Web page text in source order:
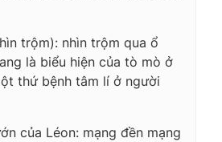
trộm): nhìn trộm qua ổ
là biểu hiện của tò mò ở
thứ bệnh tâm lí ở người
của Léon: mạng đền mạng